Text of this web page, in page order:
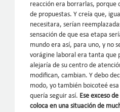
reacción era borrarlas, porque
de propuestas. Y creía que,
necesitara, serían
sensación de que esa etapa
mundo era así, para uno, y no
vorágine laboral era tanta que
alejaría de su centro de
modifican, cambian. Y debo
modo, yo también boicoteé
quería seguir así. Ese exceso
coloca en una situación de